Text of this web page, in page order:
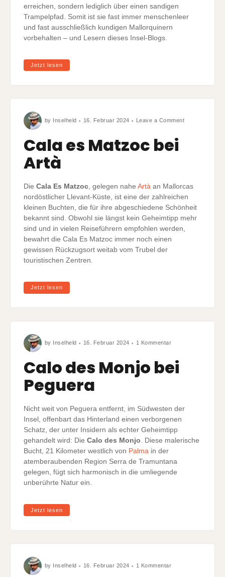
erreichen, sondern lediglich über einen sandigen
Trampelpfad. Somit ist sie fast immer menschenleer
und fast ausschließlich kundigen Mallorquinern
vorbehalten – und Lesern dieses Insel-Blogs.
Jetzt lesen
by Inselheld 16. Februar 2024 Leave a CommentCala
Cala es Matzoc bei
Artà
Die Cala Es Matzoc, gelegen nahe Artàan Mallorcas
nordöstlicher Llevant-Küste, ist eine der zahlreichen
kleinen Buchten, die für ihre abgeschiedene Schönheit
bekannt sind. Obwohl sie längst kein Geheimtipp mehr
sind und in vielen Reiseführern empfohlen werden,
bewahrt die Cala Es Matzoc immer noch einen
gewissen Rückzugsort weitab vom Trubel der
touristischen Zentren.
Jetzt lesen
by Inselheld 16. Februar 2024 1 Kommentar
bei
Peguera
Calo des Monjo bei
Peguera
Nicht weit von Peguera entfernt, im Südwesten der
Insel, offenbart das Hinterland einen verborgenen
Schatz, der unter Insidern als echter Geheimtipp
gehandelt wird: Die Calo des Monjo. Diese malerische
Bucht, 21 Kilometer westlich von Palmain der
atemberaubenden Region Serra de Tramuntana
gelegen, fügt sich harmonisch in die umliegende
unberührte Natur ein.
Jetzt lesen
by Inselheld 16. Februar 2024 1 KommentarCala